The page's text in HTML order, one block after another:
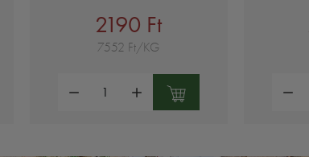
2190 Ft
7552 Ft/KG